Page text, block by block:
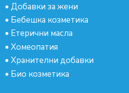
• Добавки за жени
• Бебешка козметика
• Етерични масла
• Хомеопатия
• Хранителни добавки
• Био козметика